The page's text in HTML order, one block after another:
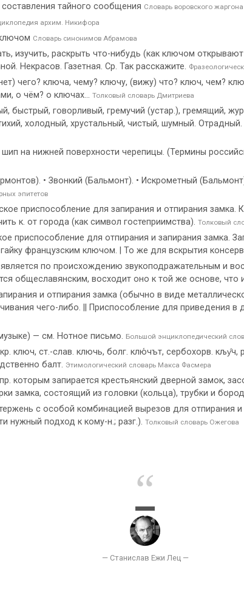
тайного сообщения Словарь воровского жаргона
архим. Никифора
Словарь синонимов Абрамова
изучить, раскрыть что-нибудь (как ключом
Некрасов. Газетная. Ср. Так расскажите.
чего? ключа, чему? ключу, (вижу) что? ключ, чем?
о чём? о ключах... Толковый словарь Дмитриева
быстрый, говорливый, гремучий (устар.), гремящий,
холодный, хрустальный, чистый, шумный.
на нижней поверхности черепицы. (Термины
• Звонкий (Бальмонт). • Искрометный
эпитетов
приспособление для запирания и отпирания замка.
к. от города (как символ гостеприимства). Толковый
приспособление для отпирания и запирания замка.
французским ключом. | То же для вскрытия
по происхождению звукоподражательным и
общеславянским, восходит оно к той же основе, что
и отпирания замка (обычно в виде
чего-либо. || Приспособление для приведения в
— см. Нотное письмо. Большой энциклопедический
ключ, ст.-слав. ключь, болг. клю́чът, сербохорв.
балт. Этимологический словарь Макса Фасмера
которым запирается крестьянский дверной замок,
замка, состоящий из головки (кольца), трубки и
с особой комбинацией вырезов для отпирания
нужный подход к кому-н.; разг.). Толковый словарь Ожегова